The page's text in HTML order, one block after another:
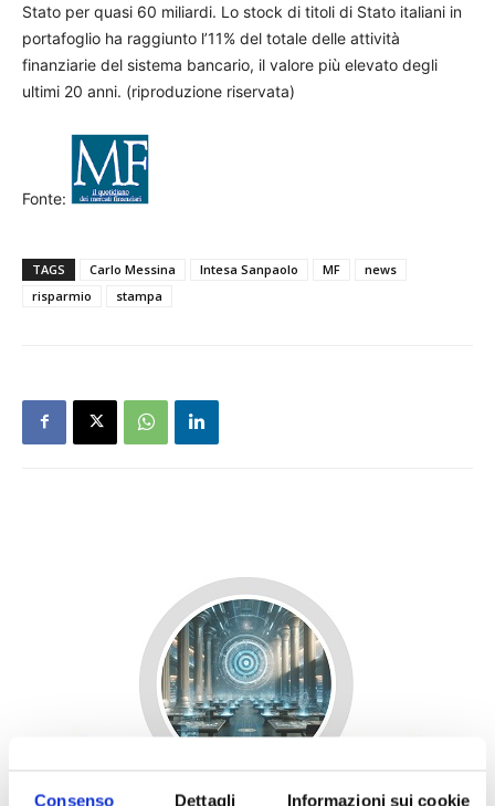
Consenso Dettagli Informazioni sui cookie
Stato per quasi 60 miliardi. Lo stock di titoli di Stato italiani in
portafoglio ha raggiunto l’11% del totale delle attività
finanziarie del sistema bancario, il valore più elevato degli
ultimi 20 anni. (riproduzione riservata)
Fonte:
TAGS Carlo Messina Intesa Sanpaolo MF
news
risparmio
stampa